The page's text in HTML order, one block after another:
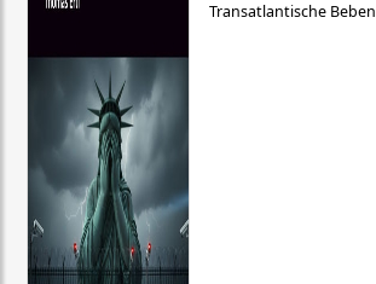
Transatlantische Beben